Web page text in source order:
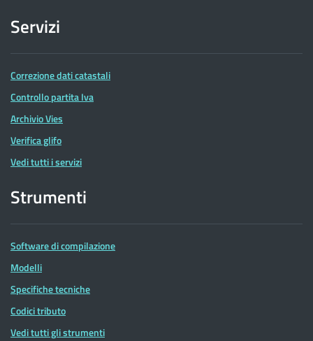
Servizi
Correzione dati catastali
Controllo partita Iva
Archivio Vies
Verifica glifo
Vedi tutti i servizi
Strumenti
Software di compilazione
Modelli
Specifiche tecniche
Codici tributo
Vedi tutti gli strumenti